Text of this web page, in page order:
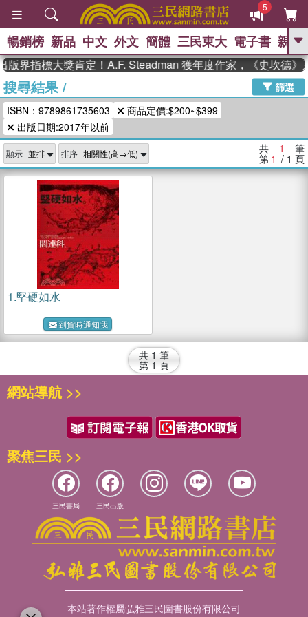
5
GO
高希均教授回憶錄
、 The Odyssey 、 父親節 、 如果歷
史是一群喵 、 暑期推薦
登輝時代 、 數學女孩：黎曼猜想 、
偉大的迷走神經
暢銷榜 新品 中文 外文 簡體 三民東大 電子書 親子
版界指標大獎肯定！A.F. Steadman 獲年度作家，《史坎德》
搜尋結果/
篩選
ISBN：9789861735603
商品定價:$200~$399
出版日期:2017年以前
顯示 排序 共 1 筆
第 1 / 1 頁
1.堅硬如水
到貨時通知我
共 1 筆
第 1 頁
網站導航 >>
聚焦三民 >>
三民書局 三民出版
本站著作權屬弘雅三民圖書股份有限公司